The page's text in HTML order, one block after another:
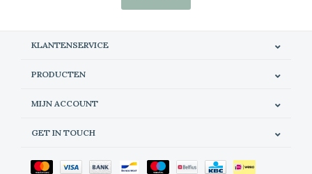
KLANTENSERVICE
PRODUCTEN
MIJN ACCOUNT
GET IN TOUCH